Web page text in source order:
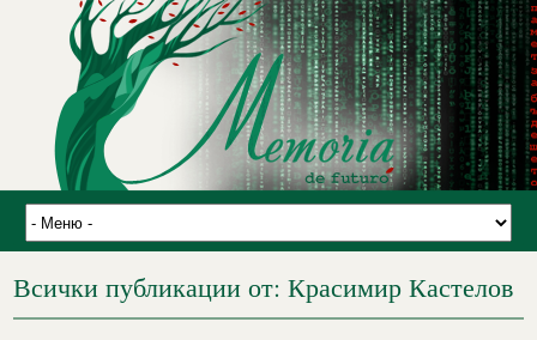
Всички публикации от: Красимир Кастелов